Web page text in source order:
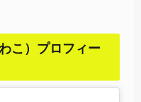
こ）プロフィー